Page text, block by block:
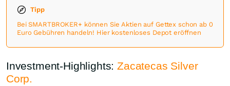
Tipp
Bei SMARTBROKER+ können Sie Aktien auf Gettex schon ab 0
Euro Gebühren handeln! Hier kostenloses Depot eröffnen
Investment-Highlights:Zacatecas Silver
Corp.